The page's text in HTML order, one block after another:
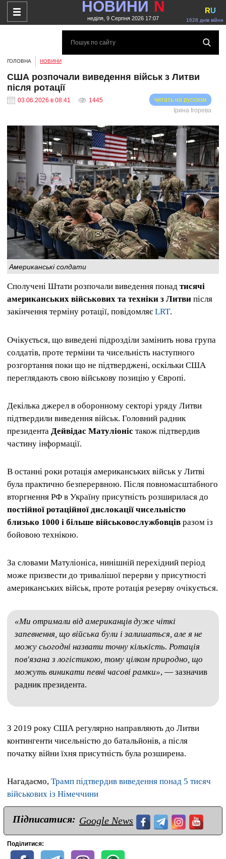
НОВИНИ N
неділя, 9 Серпня 2026 17:07 1628 днів війни
RU
ГОЛОВНА НОВИНИ
США розпочали виведення військ з Литви
після ротації
03.06.2026 в 08:41 1445
читать на русском
Ірина Ігорева
Американські солдати
Сполучені Штати розпочали виведення понад тисячі
американських військових та техніки з Литви після
закінчення терміну ротації, повідомляє LRT.
Очікується, що виведені підрозділи замінить нова група
солдатів, проте терміни та чисельність наступного
розгортання поки що не підтверджені, оскільки США
переглядають свою військову позицію у Європі.
Декілька джерел в оборонному секторі уряду Литви
підтвердили виведення військ. Головний радник
президента Дейвідас Матуліоніс також підтвердив
частину інформації.
В останні роки ротація американських військ у Литві
була практично безперервною. Після повномасштабного
вторгнення РФ в Україну присутність розширилася до
постійної ротаційної дислокації чисельністю
близько 1000 і більше військовослужбовців разом із
бойовою технікою.
За словами Матуліоніса, нинішній перехідний період
може призвести до тривалішої перерви у присутності
американських військ, проте ротація резерву очікується.
«Ми отримали від американців дуже чіткі
запевнення, що війська були і залишаться, але я не
можу сьогодні назвати точну кількість. Ротація
пов'язана з логістикою, тому цілком природно, що
можуть виникати певні часові рамки», — зазначив
радник президента.
З 2019 року США регулярно направляють до Литви
контингенти чисельністю до батальйонів, а після
початку війни їхня присутність була розширена.
Нагадаємо, Трамп підтвердив виведення понад 5 тисяч
військових із Німеччини
Підписатися: Google News
Поділитися: